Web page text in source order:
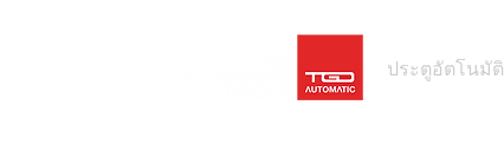
ประตูอัตโนมัติ